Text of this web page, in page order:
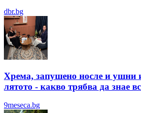
dbr.bg
Хрема, запушено носле и ушни
лятотo - какво трябва да знае
9meseca.bg